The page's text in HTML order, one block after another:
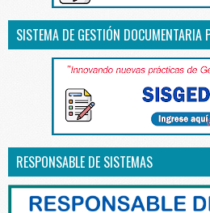
SISTEMA DE GESTIÓN DOCUMENTARIA
RESPONSABLE DE SISTEMAS